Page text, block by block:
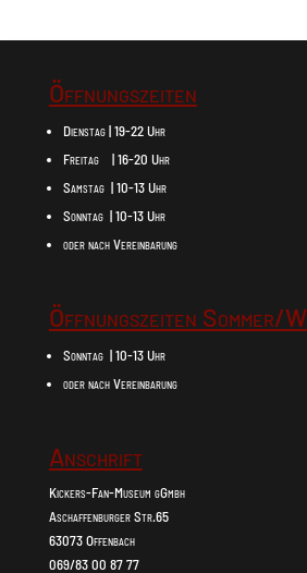
Öffnungszeiten
Dienstag | 19-22 Uhr
Freitag | 16-20 Uhr
Samstag | 10-13 Uhr
Sonntag | 10-13 Uhr
oder nach Vereinbarung
Öffnungszeiten Sommer/
Sonntag | 10-13 Uhr
oder nach Vereinbarung
Anschrift
Kickers-Fan-Museum gGmbh
Aschaffenburger Str.65
63073 Offenbach
069/83 00 87 77